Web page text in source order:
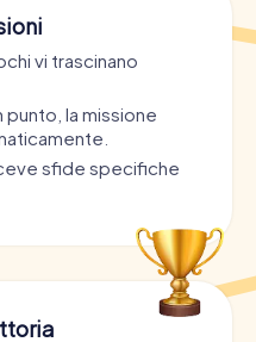
vi trascinano
la missione
sfide specifiche